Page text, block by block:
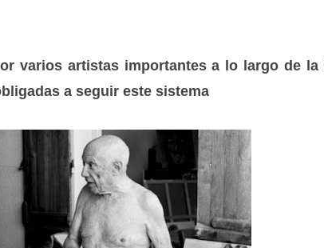
varios artistas importantes a lo largo de la
a seguir este sistema